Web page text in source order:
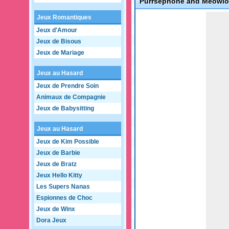
Jeux Romantiques
Jeux d'Amour
Jeux de Bisous
Jeux de Mariage
Jeux au Hasard
Jeux de Prendre Soin
Animaux de Compagnie
Jeux de Babysitting
Jeux au Hasard
Jeux de Kim Possible
Jeux de Barbie
Jeux de Bratz
Jeux Hello Kitty
Les Supers Nanas
Espionnes de Choc
Jeux de Winx
Dora Jeux